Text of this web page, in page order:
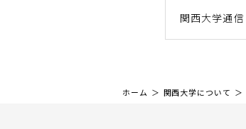
関西大学通信
ホーム 関西大学について